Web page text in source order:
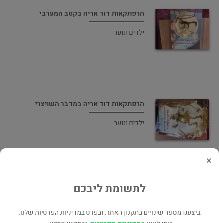
הרפתקאות דוד אריה בקטב המערבי
ילדים ונוער
הרפתקאות דוד אריה במדבר השויצרי
ילדים ונוער
הרפתקאות דוד אריה בג׳ונגל הסיבירי
ילדים ונוער
×
לתשומת ליבכם
ביצענו מספר שינויים בתקנון האתר, ובפרט במדיניות הפרטיות שלנו.